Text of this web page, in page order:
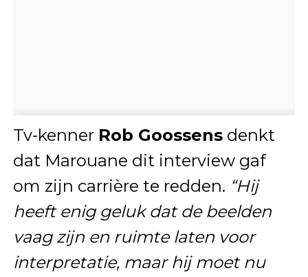
Tv-kenner Rob Goossensdenkt
dat Marouane dit interview gaf
om zijn carrière te redden. “Hij
heeft enig geluk dat de beelden
vaag zijn en ruimte laten voor
interpretatie, maar hij moet nu